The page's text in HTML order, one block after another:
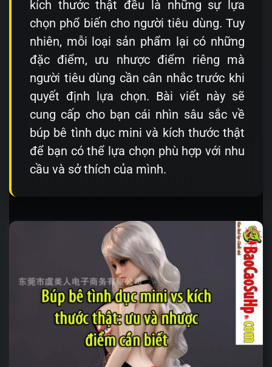
kích thước thật đều là những sự lựa
chọn phổ biến cho người tiêu dùng. Tuy
nhiên, mỗi loại sản phẩm lại có những
đặc điểm, ưu nhược điểm riêng mà
người tiêu dùng cần cân nhắc trước khi
quyết định lựa chọn. Bài viết này sẽ
cung cấp cho bạn cái nhìn sâu sắc về
búp bê tình dục mini và kích thước thật
để bạn có thể lựa chọn phù hợp với nhu
cầu và sở thích của mình.